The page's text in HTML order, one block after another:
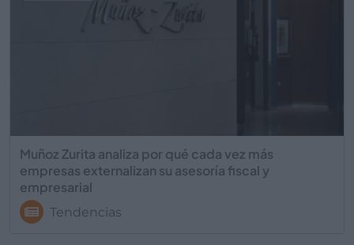
Muñoz Zurita analiza por qué cada vez más
empresas externalizan su asesoría fiscal y
empresarial
Tendencias